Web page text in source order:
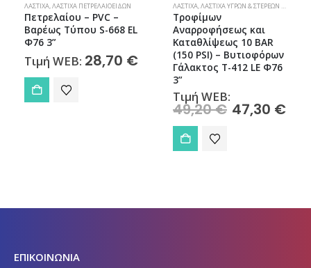
ΠΌΤΙΣΜΑ & ΆΡΔΕΥΣΗ,ΣΠΊΤΙ & ΚΉΠΟΣ
ΛΆΣΤΙΧΑ,ΛΆΣΤΙΧΑ ΠΕΤΡΕΛΑΙΟΕΙΔΏΝ
Πετρελαίου – PVC –
Βαρέως Τύπου S-668 EL
Φ76 3”
Τιμή WEB: 28,70 €
ΛΆΣΤΙΧΑ,ΛΆΣΤΙΧΑ ΥΓΡΏΝ & ΣΤΕΡΕΏΝ ΤΡΟΦΊΜΩΝ
Τροφίμων
Αναρροφήσεως και
Καταθλίψεως 10 BAR
(150 PSI) – Βυτιοφόρων
Γάλακτος T-412 LE Φ76
3”
Τιμή WEB:
49,20€ Original
price
47,30 €Η
ΕΠΙΚΟΙΝΩΝΙΑ